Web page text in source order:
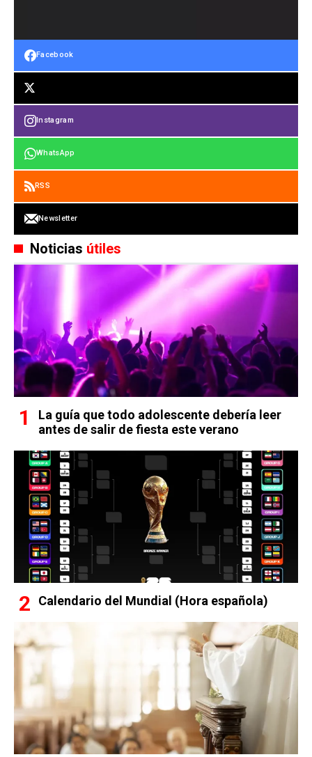
Facebook
Instagram
WhatsApp
RSS
Newsletter
Noticias útiles
La guía que todo adolescente debería leer
antes de salir de fiesta este verano
Calendario del Mundial (Hora española)